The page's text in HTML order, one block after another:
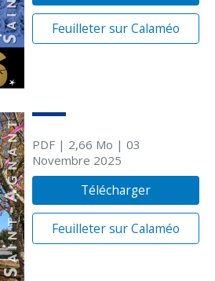
Feuilleter sur Calaméo
PDF| 2,66 Mo | 03
Novembre 2025
Télécharger
Feuilleter sur Calaméo